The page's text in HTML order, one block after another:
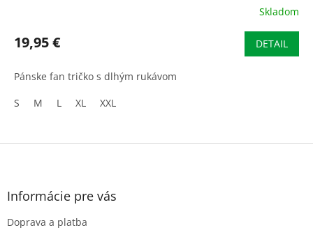
Skladom
19,95 € DETAIL
Pánske fan tričko s dlhým rukávom
S
M L XL XXL
Z
Informácie pre vás
Doprava a platba